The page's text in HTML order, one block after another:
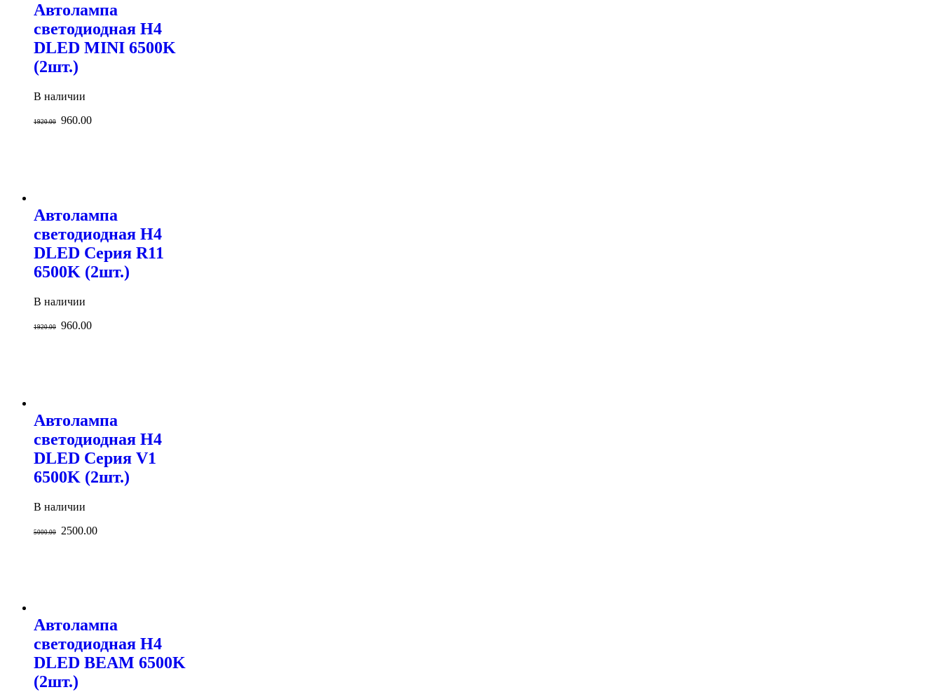
Автолампа
светодиодная H4
DLED MINI 6500K
(2шт.)
В наличии
1920.00 960.00
Автолампа
светодиодная H4
DLED Серия R11
6500K (2шт.)
В наличии
1920.00 960.00
Автолампа
светодиодная H4
DLED Серия V1
6500K (2шт.)
В наличии
5000.00 2500.00
Автолампа
светодиодная H4
DLED BEAM 6500K
(2шт.)